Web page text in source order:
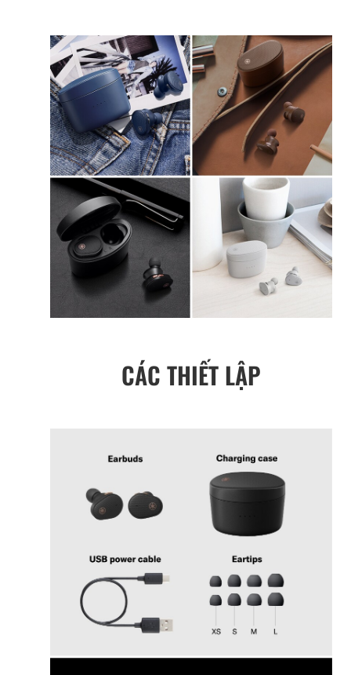
CÁC THIẾT LẬP